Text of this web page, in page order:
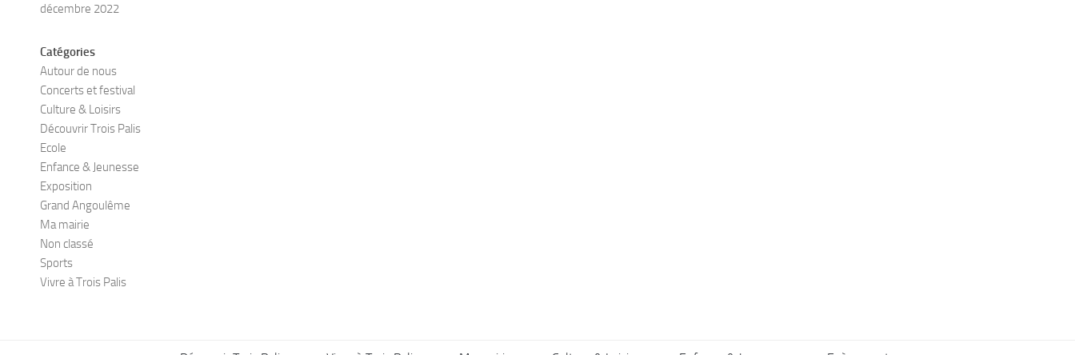
décembre 2022
Catégories
Autour de nous
Concerts et festival
Culture & Loisirs
Découvrir Trois Palis
Ecole
Enfance & Jeunesse
Exposition
Grand Angoulême
Ma mairie
Non classé
Sports
Vivre à Trois Palis